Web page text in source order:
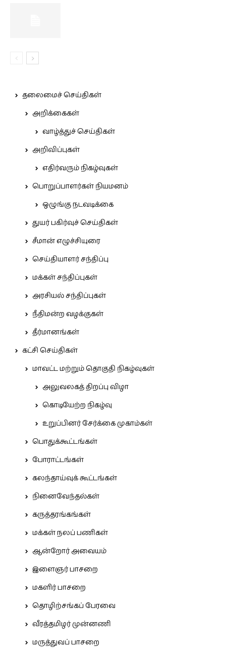
தலைமைச் செய்திகள்
அறிக்கைகள்
வாழ்த்துச் செய்திகள்
அறிவிப்புகள்
எதிர்வரும் நிகழ்வுகள்
பொறுப்பாளர்கள் நியமனம்
ஒழுங்கு நடவடிக்கை
துயர் பகிர்வுச் செய்திகள்
சீமான் எழுச்சியுரை
செய்தியாளர் சந்திப்பு
மக்கள் சந்திப்புகள்
அரசியல் சந்திப்புகள்
நீதிமன்ற வழக்குகள்
தீர்மானங்கள்
கட்சி செய்திகள்
மாவட்ட மற்றும் தொகுதி நிகழ்வுகள்
அலுவலகத் திறப்பு விழா
கொடியேற்ற நிகழ்வு
உறுப்பினர் சேர்க்கை முகாம்கள்
பொதுக்கூட்டங்கள்
போராட்டங்கள்
கலந்தாய்வுக் கூட்டங்கள்
நினைவேந்தல்கள்
கருத்தரங்கங்கள்
மக்கள் நலப் பணிகள்
ஆன்றோர் அவையம்
இளைஞர் பாசறை
மகளிர் பாசறை
தொழிற்சங்கப் பேரவை
வீரத்தமிழர் முன்னணி
மருத்துவப் பாசறை